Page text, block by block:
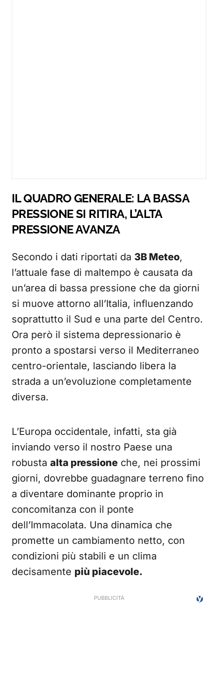
IL QUADRO GENERALE: LA BASSA
PRESSIONE SI RITIRA, L’ALTA
PRESSIONE AVANZA
Secondo i dati riportati da 3B Meteo,
l’attuale fase di maltempo è causata da
un’area di bassa pressione che da giorni
si muove attorno all’Italia, influenzando
soprattutto il Sud e una parte del Centro.
Ora però il sistema depressionario è
pronto a spostarsi verso il Mediterraneo
centro-orientale, lasciando libera la
strada a un’evoluzione completamente
diversa.
L’Europa occidentale, infatti, sta già
inviando verso il nostro Paese una
robusta alta pressione che, nei prossimi
giorni, dovrebbe guadagnare terreno fino
a diventare dominante proprio in
concomitanza con il ponte
dell’Immacolata. Una dinamica che
promette un cambiamento netto, con
condizioni più stabili e un clima
decisamente più piacevole.